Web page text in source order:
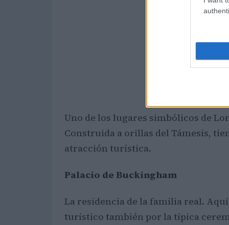
Uno de los lugares simbólicos de
Construida a orillas del Támesis,
atracción turística.
Palacio de Buckingham
La residencia de la familia real.
turístico también por la típica